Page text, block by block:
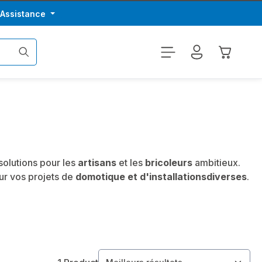
Le
pour les artisans et les bricoleurs ambitieux.
vos projets de domotique et d'installationsdiverses.